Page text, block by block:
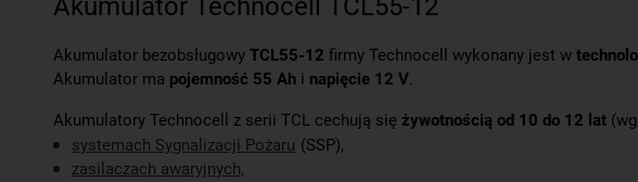
Akumulator Technocell TCL55-12
Akumulator bezobsługowy TCL55-12 firmy Technocell wykonany jest w
Akumulator ma pojemność 55 Ah i napięcie 12 V.
Akumulatory Technocell z serii TCL cechują się żywotnością od 10 do 12 lat
systemach Sygnalizacji Pożaru (SSP),
zasilaczach awaryjnych,